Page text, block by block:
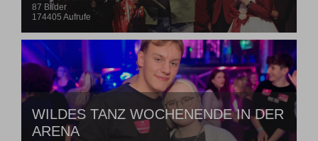
87 Bilder
174405 Aufrufe
WILDES TANZ WOCHENENDE IN DER
ARENA